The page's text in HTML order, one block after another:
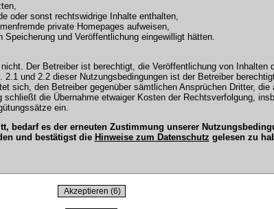
oder sonst rechtswidrige Inhalte enthalten,
private Homepages aufweisen,
und Veröffentlichung eingewilligt hätten.
Der Betreiber ist berechtigt, die Veröffentlichung von Inhalten
und 2.2 dieser Nutzungsbedingungen ist der Betreiber
sich, den Betreiber gegenüber sämtlichen Ansprüchen Dritter,
die Übernahme etwaiger Kosten der Rechtsverfolgung,
ein.
bedarf es der erneuten Zustimmung unserer
und bestätigst die Hinweise zum Datenschutz gelesen zu